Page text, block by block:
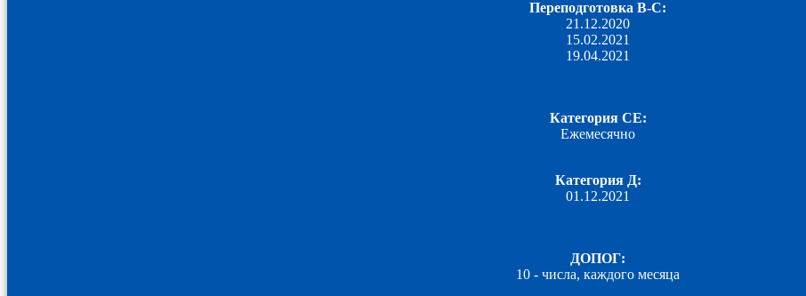
Переподготовка B-С:
21.12.2020
15.02.2021
19.04.2021
Категория СЕ:
Ежемесячно
Категория Д:
01.12.2021
ДОПОГ:
10 - числа, каждого месяца